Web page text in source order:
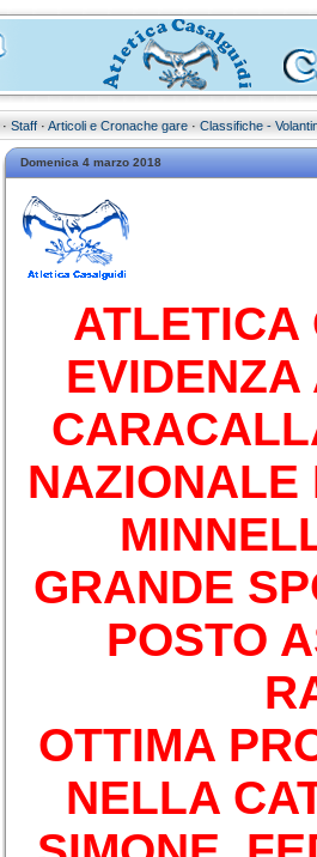
· Staff · Articoli e Cronache gare · Classifiche -
Domenica 4 marzo 2018
ATLETICA
NAZIONALE
GRANDE
POSTO
OTTIMA
NELLA